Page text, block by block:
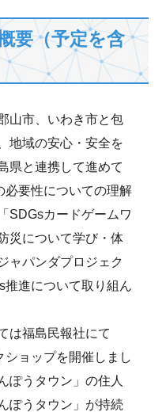
要（予定を含
山市、いわき市と包
地域の安心・安全を
県と連携して進めて
必要性についての理解
SDGsカードゲームワ
災について学び・体
ャパンダプロジェク
推進について取り組ん
は福島民報社にて
ョップを開催しまし
ぽうタウン」の住人
ぽうタウン」が持続